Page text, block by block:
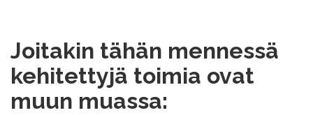
Joitakin tähän mennessä
kehitettyjä toimia ovat
muun muassa: